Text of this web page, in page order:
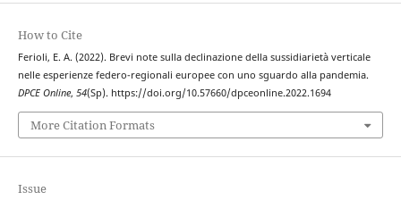
How to Cite
Ferioli, E. A. (2022). Brevi note sulla declinazione della sussidiarietà verticale
nelle esperienze federo-regionali europee con uno sguardo alla pandemia.
DPCE Online, 54(Sp). https://doi.org/10.57660/dpceonline.2022.1694
More Citation Formats
Issue